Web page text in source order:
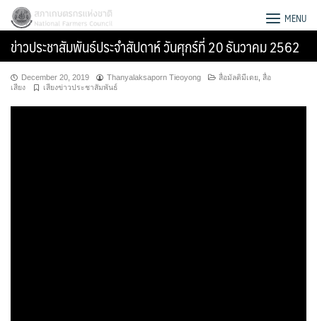
Skip
content
สภาเกษตรกรแห่งชาติ MENU
ข่าวประชาสัมพันธ์ประจำสัปดาห์ วันศุกร์ที่ 20 ธันวาคม 2562
December 20, 2019 Thanyalaksaporn Tieoyong สื่อมัลติมีเดย สื่อ
เสียง
เสียงข่าวประชาสัมพันธ์